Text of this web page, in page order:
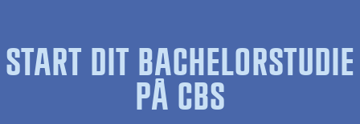
START DIT BACHELORSTUDIE
PÅ CBS